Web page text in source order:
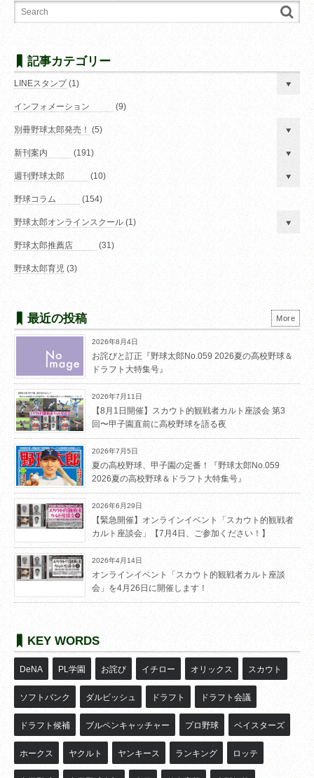
記事カテゴリー
LINEスタンプ(1)
インフォメーション (9)
別冊野球太郎発売！ (5)
新刊案内 (191)
週刊野球太郎 (10)
野球コラム (154)
野球太郎オンラインスクール (1)
野球太郎推薦店 (31)
野球太郎育児 (3)
最近の投稿
2026年8月4日
お詫びと訂正『野球太郎No.059 2026夏の高校野球＆
ドラフト大特集号』
2026年7月11日
【8月1日開催】スカウト的観戦者カルト座談会 第3
回〜甲子園直前に高校野球を語る夜
2026年7月5日
夏の高校野球、甲子園の定番！『野球太郎No.059
2026夏の高校野球＆ドラフト大特集号』
2026年6月29日
【緊急開催】オンラインイベント「スカウト的観戦者
カルト座談会」【7月4日、ご参加ください！】
2026年4月14日
オンラインイベント「スカウト的観戦者カルト座談
会」を4月26日に開催します！
More
KEY WORDS
DeNA PL学園 お詫び イチロー オリックス スカウト
ソフトバンク ダルビッシュ ドラフト ドラフト会議
ドラフト候補 ブルペンキャッチャー プロ野球 ベイスターズ
ホークス ヤクルト ヤンキース ランキング ロッテ